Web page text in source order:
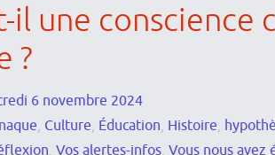
il une conscience
?
6 novembre 2024
, Culture, Éducation, Histoire,
, Vos alertes-infos, Vous nous avez